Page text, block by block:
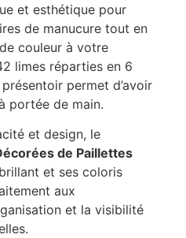
et esthétique pour
de manucure tout en
couleur à votre
limes réparties en 6
permet d’avoir
portée de main.
et design, le
de Paillettes
et ses coloris
aux
et la visibilité